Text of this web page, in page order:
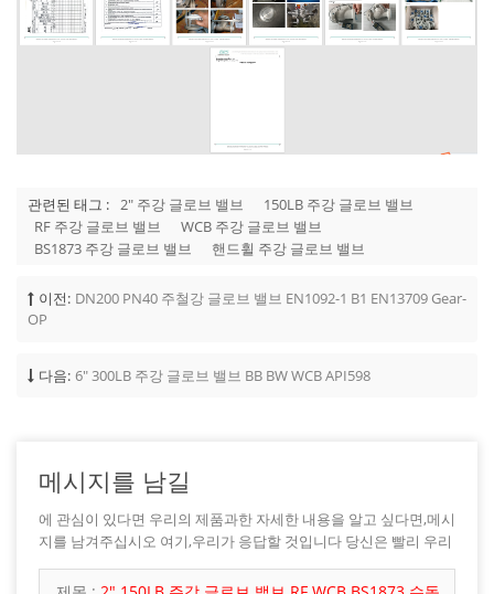
관련된 태그 : 2" 주강 글로브 밸브
150LB 주강 글로브 밸브
RF 주강 글로브 밸브
WCB 주강 글로브 밸브
BS1873 주강 글로브 밸브
핸드휠 주강 글로브 밸브
이전: DN200 PN40 주철강 글로브 밸브 EN1092-1 B1 EN13709 Gear-
OP
다음: 6" 300LB 주강 글로브 밸브 BB BW WCB API598
메시지를 남길
에 관심이 있다면 우리의 제품과한 자세한 내용을 알고 싶다면,메시
지를 남겨주십시오 여기,우리가 응답할 것입니다 당신은 빨리 우리